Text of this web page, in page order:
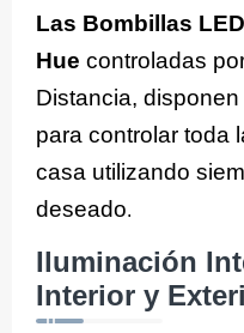
Las Bombillas
Hue controladas
Distancia,
para controlar toda
casa utilizando
deseado.
Iluminación
Interior y